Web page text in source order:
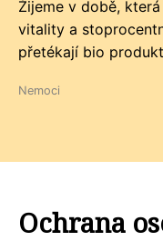
Žijeme v době,
vitality a
přetékají bio
Nemoci
Ochrana